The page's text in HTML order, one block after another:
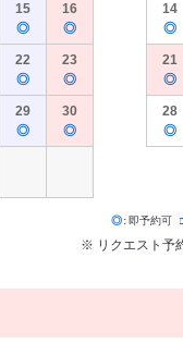
15
◎
16
◎
22
◎
23
◎
29
◎
30
◎
14
◎
21
◎
28
◎
◎ 即予約可
※ リクエスト予